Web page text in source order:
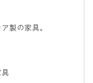
製の家具。